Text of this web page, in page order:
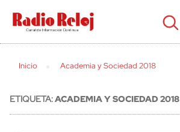
cerrar
Inicio Academia y Sociedad 2018
ETIQUETA:ACADEMIA Y SOCIEDAD 2018